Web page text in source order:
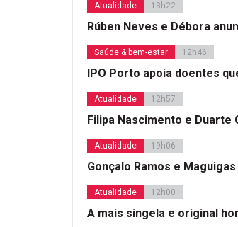
Atualidade 13h22
Rúben Neves e Débora
Saúde & bem-estar 12h46
IPO Porto apoia doentes
Atualidade 12h57
Filipa Nascimento e Duarte
Atualidade 19h06
Gonçalo Ramos e
Atualidade 12h00
A mais singela e original